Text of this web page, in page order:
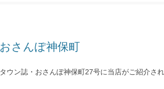
おさんぽ神保町
タウン誌・おさんぽ神保町27号に当店がご紹介され